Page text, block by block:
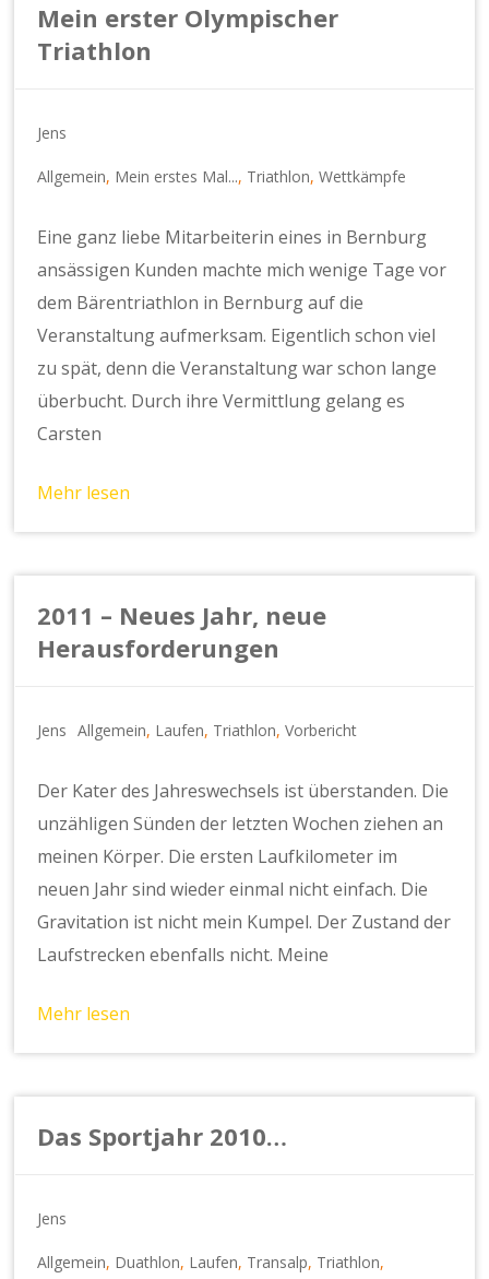
Mein erster Olympischer
Triathlon
Jens
Allgemein, Mein erstes Mal..., Triathlon,Wettkämpfe
Eine ganz liebe Mitarbeiterin eines in Bernburg
ansässigen Kunden machte mich wenige Tage vor
dem Bärentriathlon in Bernburg auf die
Veranstaltung aufmerksam. Eigentlich schon viel
zu spät, denn die Veranstaltung war schon lange
überbucht. Durch ihre Vermittlung gelang es
Carsten
Mehr lesen
2011 – Neues Jahr, neue
Herausforderungen
Jens Allgemein, Laufen, Triathlon,Vorbericht
Der Kater des Jahreswechsels ist überstanden. Die
unzähligen Sünden der letzten Wochen ziehen an
meinen Körper. Die ersten Laufkilometer im
neuen Jahr sind wieder einmal nicht einfach. Die
Gravitation ist nicht mein Kumpel. Der Zustand der
Laufstrecken ebenfalls nicht. Meine
Mehr lesen
Das Sportjahr 2010…
Jens
Allgemein, Duathlon, Laufen, Transalp, Triathlon,